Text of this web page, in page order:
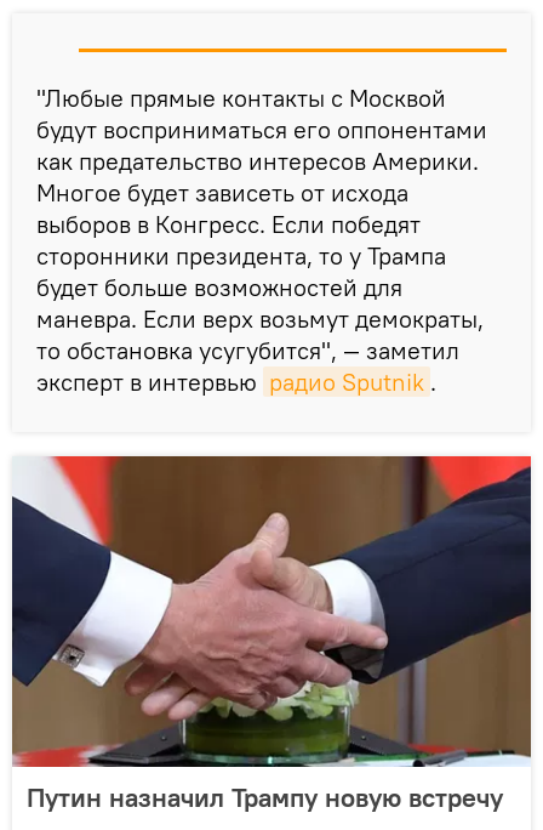
"Любые прямые контакты с Москвой
будут восприниматься его оппонентами
как предательство интересов Америки.
Многое будет зависеть от исхода
выборов в Конгресс. Если победят
сторонники президента, то у Трампа
будет больше возможностей для
маневра. Если верх возьмут демократы,
то обстановка усугубится", — заметил
эксперт в интервью радио Sputnik .
Путин назначил Трампу новую встречу